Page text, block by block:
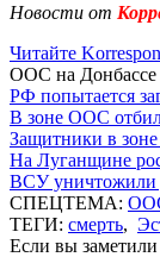
Новости от
Читайте
ООС на Донбассе
РФ попытается
В зоне ООС
Защитники в
На Луганщине
ВСУ уничтожили
СПЕЦТЕМА:
ТЕГИ: смерть,
Если вы